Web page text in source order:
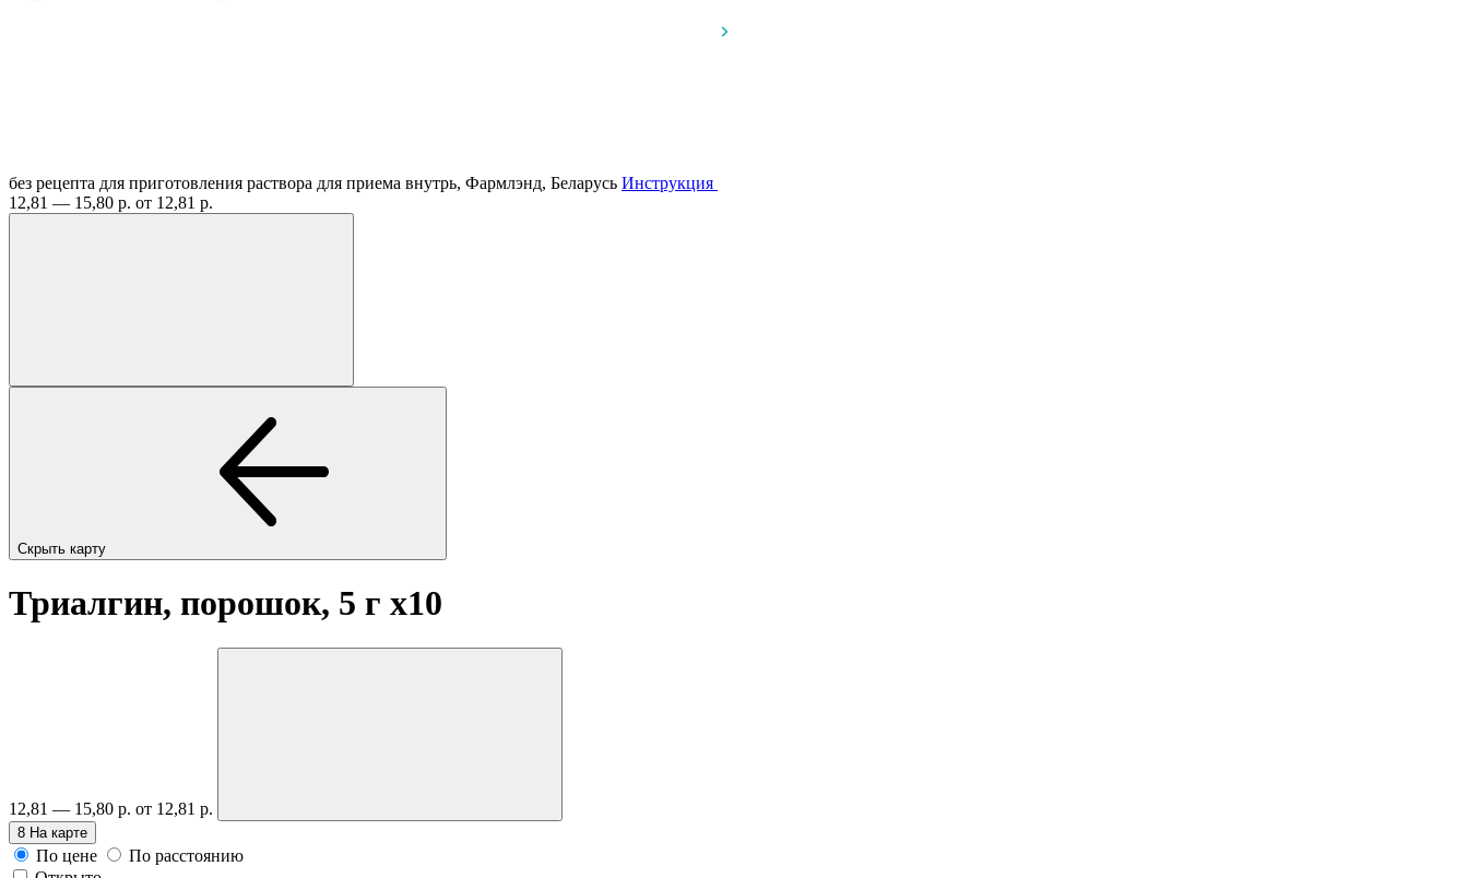
без рецепта для приготовления раствора для приема внутрь, Фармлэнд, Беларусь Инструкция
12,81 — 15,80 р. от 12,81 р.
Скрыть карту
Триалгин, порошок, 5 г x10
12,81 — 15,80 р. от 12,81 р.
8 На карте
По цене
По расстоянию